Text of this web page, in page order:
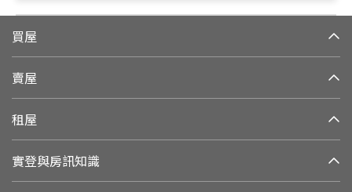
買屋
賣屋
租屋
實登與房訊知識